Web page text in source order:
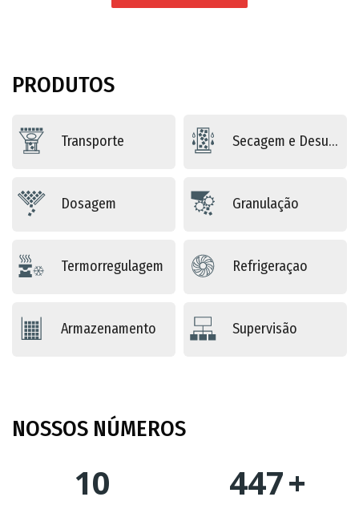
PRODUTOS
Transporte Secagem e Desumidificação
Dosagem Granulação
Termorregulagem Refrigeraçao
Armazenamento Supervisão
NOSSOS NÚMEROS
10 449+